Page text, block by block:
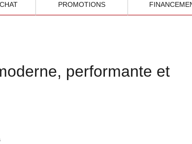
PROMOTIONS
performante et